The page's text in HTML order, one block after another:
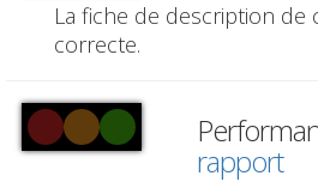
La fiche de description de
correcte.
rapport